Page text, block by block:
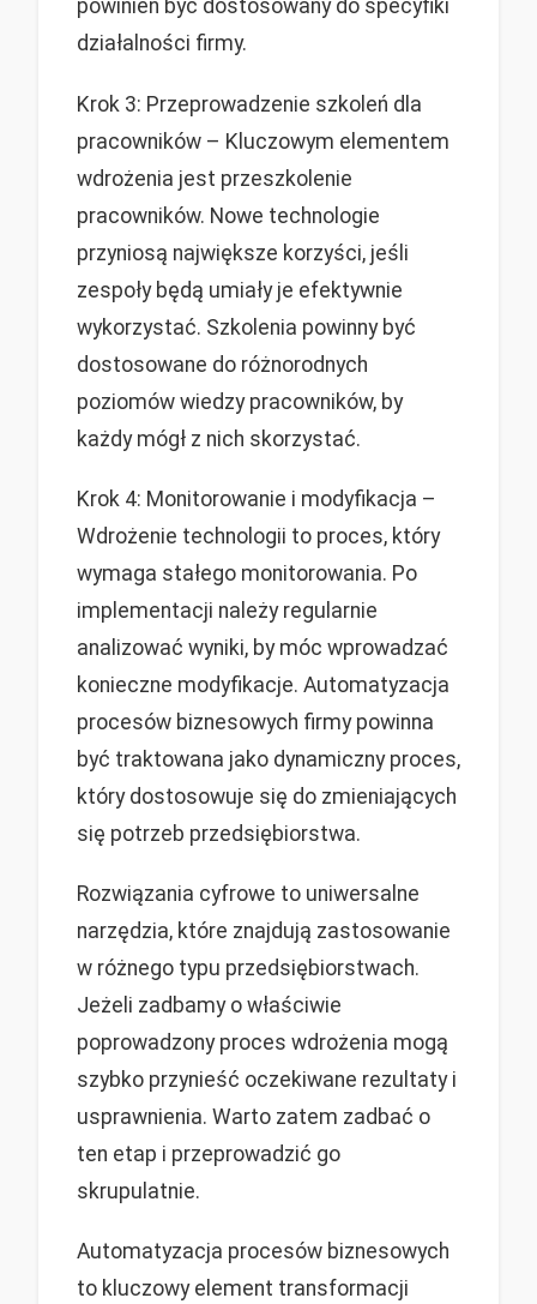
powinien być dostosowany do specyfiki
działalności firmy.
Krok 3: Przeprowadzenie szkoleń dla
pracowników – Kluczowym elementem
wdrożenia jest przeszkolenie
pracowników. Nowe technologie
przyniosą największe korzyści, jeśli
zespoły będą umiały je efektywnie
wykorzystać. Szkolenia powinny być
dostosowane do różnorodnych
poziomów wiedzy pracowników, by
każdy mógł z nich skorzystać.
Krok 4: Monitorowanie i modyfikacja –
Wdrożenie technologii to proces, który
wymaga stałego monitorowania. Po
implementacji należy regularnie
analizować wyniki, by móc wprowadzać
konieczne modyfikacje. Automatyzacja
procesów biznesowych firmy powinna
być traktowana jako dynamiczny proces,
który dostosowuje się do zmieniających
się potrzeb przedsiębiorstwa.
Rozwiązania cyfrowe to uniwersalne
narzędzia, które znajdują zastosowanie
w różnego typu przedsiębiorstwach.
Jeżeli zadbamy o właściwie
poprowadzony proces wdrożenia mogą
szybko przynieść oczekiwane rezultaty i
usprawnienia. Warto zatem zadbać o
ten etap i przeprowadzić go
skrupulatnie.
Automatyzacja procesów biznesowych
to kluczowy element transformacji